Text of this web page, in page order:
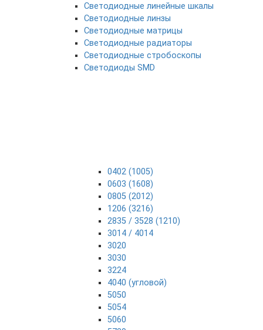
Светодиодные линейные шкалы
Светодиодные линзы
Светодиодные матрицы
Светодиодные радиаторы
Светодиодные стробоскопы
Светодиоды SMD
0402 (1005)
0603 (1608)
0805 (2012)
1206 (3216)
2835 / 3528 (1210)
3014 / 4014
3020
3030
3224
4040 (угловой)
5050
5054
5060